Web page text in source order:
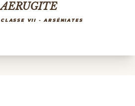
AERUGITE
CLASSE VII - ARSÉNIATES